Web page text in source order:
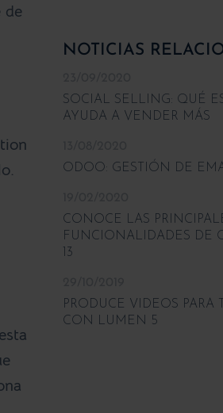
de
NOTICIAS
SOCIAL SELLING: QUÉ
AYUDA A VENDER MÁS
ODOO: GESTIÓN DE
CONOCE LAS
FUNCIONALIDADES DE
13
PRODUCE VIDEOS PARA
CON LUMEN 5